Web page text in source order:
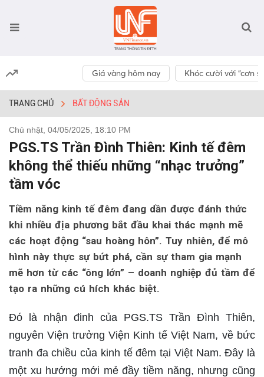
Giá vàng hôm nay Khóc cười với “cơn
TRANG CHỦ BẤT ĐỘNG SẢN
Chủ nhật, 04/05/2025, 18:10 PM
PGS.TS Trần Đình Thiên: Kinh tế đêm
không thể thiếu những “nhạc trưởng”
tầm vóc
Tiềm năng kinh tế đêm đang dần được đánh thức
khi nhiều địa phương bắt đầu khai thác mạnh mẽ
các hoạt động “sau hoàng hôn”. Tuy nhiên, để mô
hình này thực sự bứt phá, cần sự tham gia mạnh
mẽ hơn từ các “ông lớn” – doanh nghiệp đủ tầm để
tạo ra những cú hích khác biệt.
Đó là nhận đinh của PGS.TS Trần Đình Thiên,
nguyên Viện trưởng Viện Kinh tế Việt Nam, về bức
tranh đa chiều của kinh tế đêm tại Việt Nam. Đây là
một xu hướng mới mẻ đầy tiềm năng, nhưng cũng